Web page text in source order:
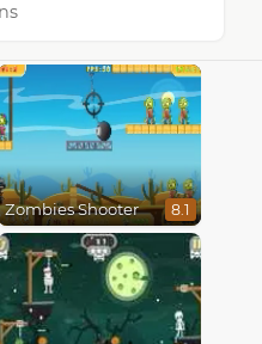
Zombies Shooter 8.1